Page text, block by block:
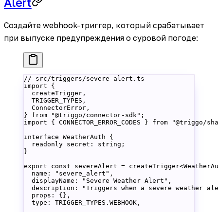
Создайте webhook-триггер, который срабатывает
при выпуске предупреждения о суровой погоде:
// src/triggers/severe-alert.ts
import {
  createTrigger,
  TRIGGER_TYPES,
  ConnectorError,
} from "@triggo/connector-sdk" ;
import { CONNECTOR_ERROR_CODES } from "@triggo/
interface WeatherAuth {
  readonly
secret : string ;
}
export const severeAlert = createTrigger<
  name:
"severe_alert" ,
  displayName:
"Severe Weather Alert" ,
  description:
"Triggers when a severe weather
  props: {},
  type:
TRIGGER_TYPES . WEBHOOK ,